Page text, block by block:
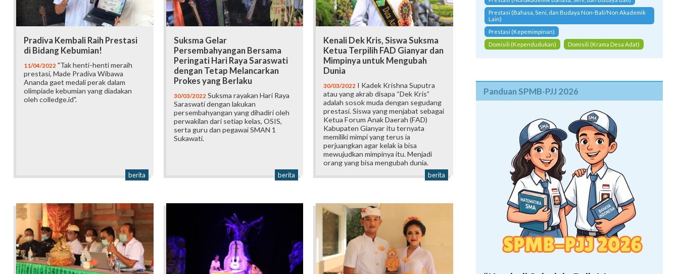
Pradiva Kembali Raih Prestasi
di Bidang Kebumian!
11/04/2022 "Tak henti-henti meraih
prestasi, Made Pradiva Wibawa
Ananda gaet medali perak dalam
olimpiade kebumian yang diadakan
oleh colledge.id".
berita
Suksma Gelar
Persembahyangan Bersama
Peringati Hari Raya Saraswati
dengan Tetap Melancarkan
Prokes yang Berlaku
30/03/2022 Suksma rayakan Hari Raya
Saraswati dengan lakukan
persembahyangan yang dihadiri oleh
perwakilan dari setiap kelas, OSIS,
serta guru dan pegawai SMAN 1
Sukawati.
berita
Kenali Dek Kris, Siswa Suksma
Ketua Terpilih FAD Gianyar dan
Mimpinya untuk Mengubah
Dunia
30/03/2022 I Kadek Krishna Suputra
atau yang akrab disapa “Dek Kris”
adalah sosok muda dengan segudang
prestasi. Siswa yang menjabat sebagai
Ketua Forum Anak Daerah (FAD)
Kabupaten Gianyar itu ternyata
memiliki mimpi yang terus ia
perjuangkan agar kelak ia bisa
mewujudkan mimpinya itu. Menjadi
orang yang bisa mengubah dunia.
berita
Prestasi (Nonakademik Bahasa, Seni, dan Budaya Bali)
Prestasi (Bahasa, Seni, dan Budaya Non-Bali/Non Akademik
Lain)
Prestasi (Kepemimpinan)
Domisili (Kependudukan)
Domisili (Krama Desa Adat)
Panduan SPMB-PJJ 2026